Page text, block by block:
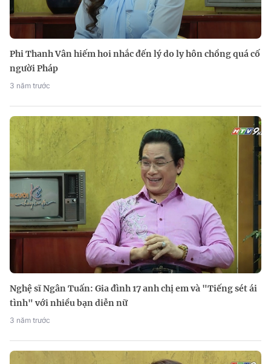
Phi Thanh Vân hiếm hoi nhắc đến lý do ly hôn chồng quá cố
người Pháp
3 năm trước
Nghệ sĩ Ngân Tuấn: Gia đình 17 anh chị em và "Tiếng sét ái
tình" với nhiều bạn diễn nữ
3 năm trước